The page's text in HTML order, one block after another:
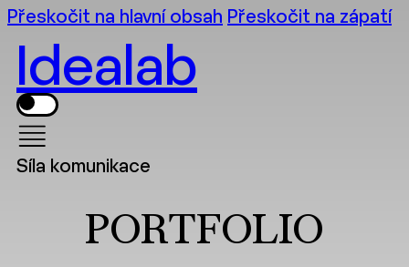
Přeskočit na hlavní obsah Přeskočit na zápatí
Idealab
Síla komunikace
PORTFOLIO